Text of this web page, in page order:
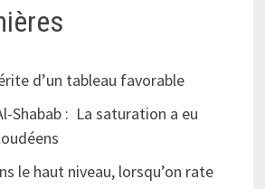
d’un tableau favorable
Shabab : La saturation a eu
le haut niveau, lorsqu’on rate